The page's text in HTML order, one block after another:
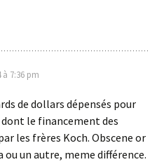
7:36 pm
de dollars dépensés pour
le financement des
les frères Koch. Obscene or
ou un autre, meme différence.